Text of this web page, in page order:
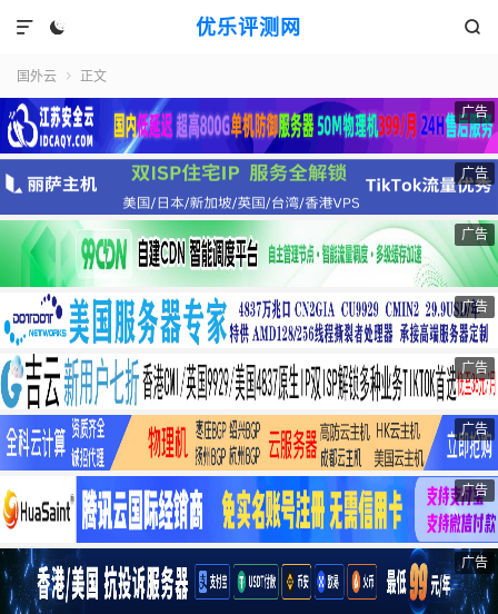
优乐评测网
 

国外云  正文
广告
广告
广告
广告
广告
广告
广告
广告